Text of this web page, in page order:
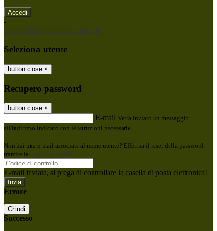
-
Entra con SPID Entra con CIE
Seleziona utente
button close ×
Recupero password
button close ×
E-mail Verrà inviato un messaggio
all'indirizzo indicato con le istruzioni necessarie.
Non hai una e-mail associata al nome utente? Effettua il reset della password
tramite la Login Spaggiari
E-mail inviata, si prega di controllare la casella di posta elettronica!
Errore
Chiudi
Successo